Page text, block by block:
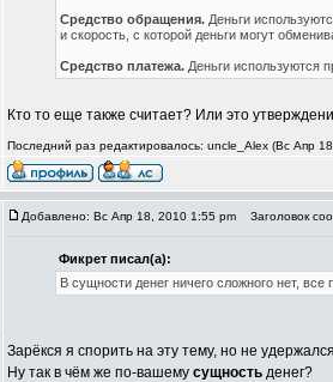
Средство обращения. Деньги
и скорость, с которой деньги могут
Средство платежа. Деньги используются
Кто то еще также считает? Или это
Последний раз редактировалось: uncle_Alex (Вс Апр
Добавлено: Вс Апр 18, 2010 1:55 pm Заголовок
Фикрет писал(а):
В сущности денег ничего сложного нет, все
Зарёкся я спорить на эту тему, но не
Ну так в чём же по-вашему сущность денег?